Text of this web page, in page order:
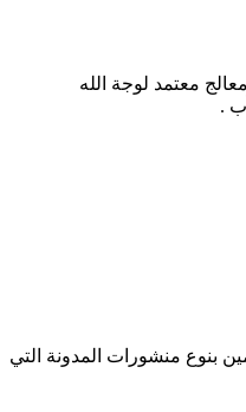
معتمد لوجة الله
بنوع منشورات المدونة التي